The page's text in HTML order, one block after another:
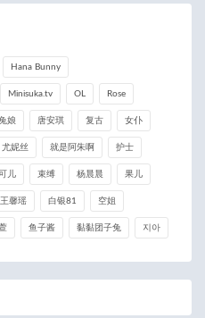
Hana Bunny
Minisuka.tv OL Rose
娘 唐安琪 复古 女仆
尤妮丝 就是阿朱啊 护士
儿 束缚 杨晨晨 果儿
王馨瑶 白银81 空姐
鱼子酱 黏黏团子兔 지아